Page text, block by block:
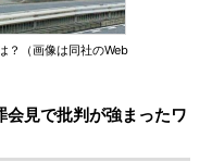
？（画像は同社のWeb
見で批判が強まったワ